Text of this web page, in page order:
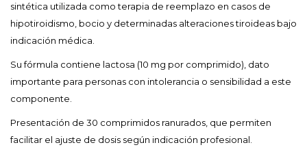
sintética utilizada como terapia de reemplazo en casos de
hipotiroidismo, bocio y determinadas alteraciones tiroideas bajo
indicación médica.
Su fórmula contiene lactosa (10 mg por comprimido), dato
importante para personas con intolerancia o sensibilidad a este
componente.
Presentación de 30 comprimidos ranurados, que permiten
facilitar el ajuste de dosis según indicación profesional.